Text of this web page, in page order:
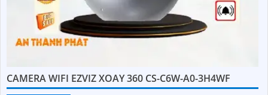
CAMERA WIFI EZVIZ XOAY 360 CS-C6W-A0-3H4WF